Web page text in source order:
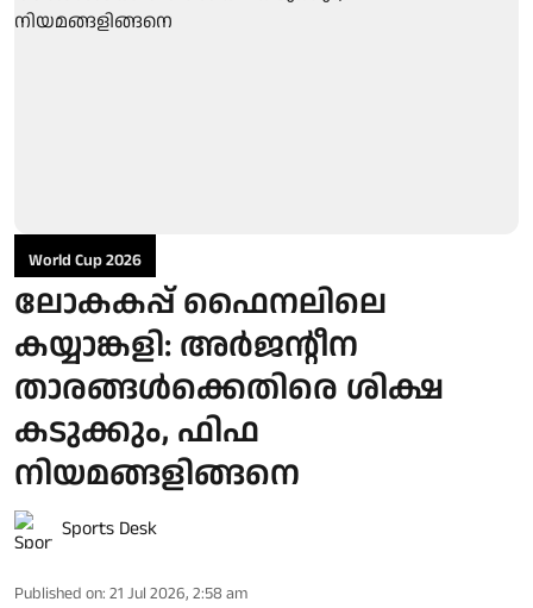
World Cup 2026
ലോകകപ്പ് ഫൈനലിലെ
കയ്യാങ്കളി: അർജന്റീന
താരങ്ങൾക്കെതിരെ ശിക്ഷ
കടുക്കും, ഫിഫ
നിയമങ്ങളിങ്ങനെ
Sports Desk
Published on: 21 Jul 2026, 2:58 am